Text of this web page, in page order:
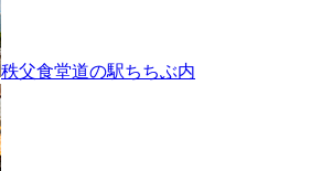
秩父食堂道の駅ちちぶ内